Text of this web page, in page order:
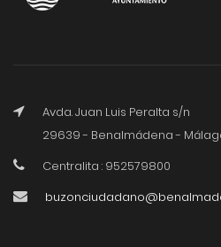
Avda. Juan Luis Peralta s/n
29639 - Benalmádena -
Centralita : 952579800